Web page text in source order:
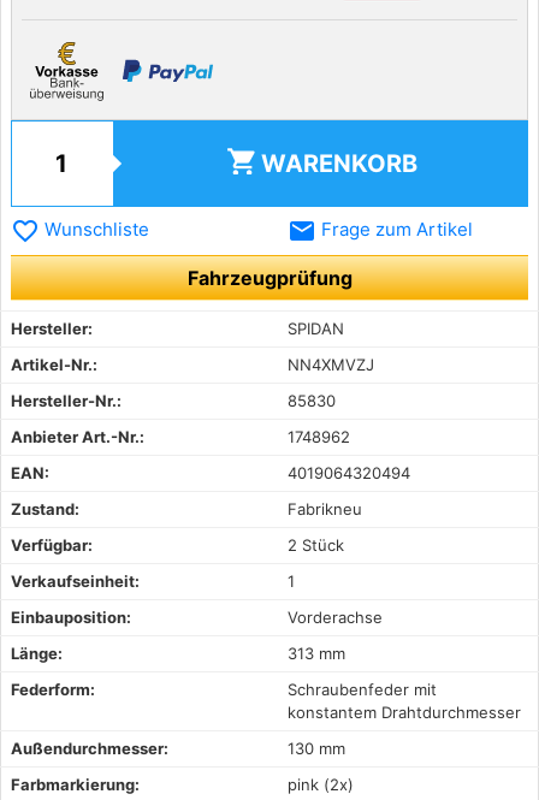
shopping_cart WARENKORB
favorite_border Wunschliste email Frage zum Artikel
Fahrzeugprüfung
Hersteller:
SPIDAN
Artikel-Nr.:
NN4XMVZJ
Hersteller-Nr.:
85830
Anbieter Art.-Nr.:
1748962
EAN:
4019064320494
Zustand:
Fabrikneu
Verfügbar:
2 Stück
Verkaufseinheit:
1
Einbauposition:
Vorderachse
Länge:
313 mm
Federform:
Schraubenfeder mit
konstantem Drahtdurchmesser
Außendurchmesser:
130 mm
Farbmarkierung:
pink (2x)